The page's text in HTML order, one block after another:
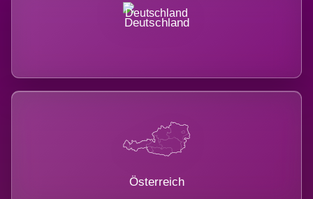
Deutschland
Österreich